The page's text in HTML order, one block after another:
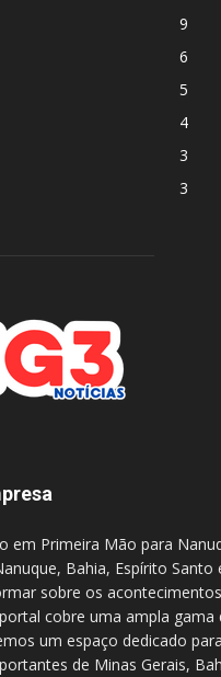
9
6
5
4
3
3
em Primeira Mão para
Bahia, Espírito
sobre os
cobre uma ampla
um espaço dedicado
de Minas Gerais,